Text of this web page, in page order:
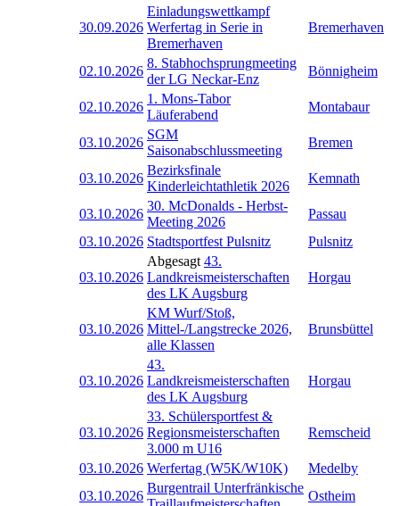
30.09.2026
Einladungswettkampf
Werfertag in Serie in
Bremerhaven
Bremerhaven
02.10.2026
8. Stabhochsprungmeeting
der LG Neckar-Enz
Bönnigheim
02.10.2026
1. Mons-Tabor
Läuferabend
Montabaur
03.10.2026
SGM
Saisonabschlussmeeting
Bremen
03.10.2026
Bezirksfinale
Kinderleichtathletik 2026
Kemnath
03.10.2026
30. McDonalds - Herbst-
Meeting 2026
Passau
03.10.2026 Stadtsportfest Pulsnitz Pulsnitz
03.10.2026
Abgesagt 43.
Landkreismeisterschaften
des LK Augsburg
Horgau
03.10.2026
KM Wurf/Stoß,
Mittel-/Langstrecke 2026,
alle Klassen
Brunsbüttel
03.10.2026
43.
Landkreismeisterschaften
des LK Augsburg
Horgau
03.10.2026
33. Schülersportfest &
Regionsmeisterschaften
3.000 m U16
Remscheid
03.10.2026 Werfertag (W5K/W10K)
Medelby
03.10.2026
Burgentrail Unterfränkische
Ostheim